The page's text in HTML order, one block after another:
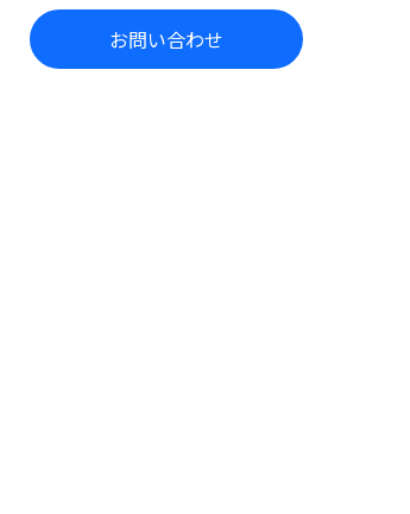
お問い合わせ